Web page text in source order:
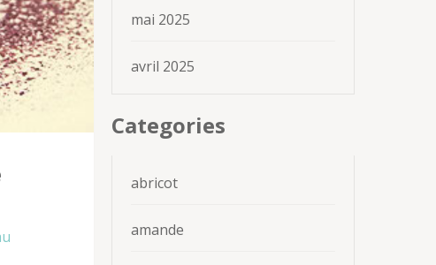
mai 2025
avril 2025
Categories
abricot
amande